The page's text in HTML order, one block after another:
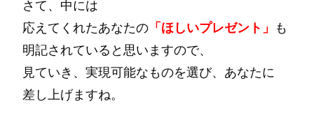
さて、中には
応えてくれたあなたの 「ほしいプレゼント」 も
明記されていると思いますので、
見ていき、実現可能なものを選び、あなたに
差し上げますね。